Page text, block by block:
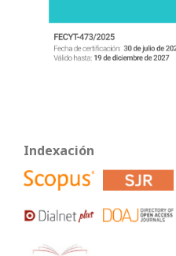
Indexación